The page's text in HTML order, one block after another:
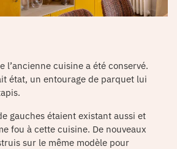
l’ancienne cuisine a été conservé.
état, un entourage de parquet lui
gauches étaient existant aussi et
fou à cette cuisine. De nouveaux
sur le même modèle pour